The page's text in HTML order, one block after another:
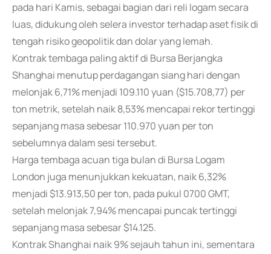
pada hari Kamis, sebagai bagian dari reli logam secara
luas, didukung oleh selera investor terhadap aset fisik di
tengah risiko geopolitik dan dolar yang lemah.
Kontrak tembaga paling aktif di Bursa Berjangka
Shanghai menutup perdagangan siang hari dengan
melonjak 6,71% menjadi 109.110 yuan ($15.708,77) per
ton metrik, setelah naik 8,53% mencapai rekor tertinggi
sepanjang masa sebesar 110.970 yuan per ton
sebelumnya dalam sesi tersebut.
Harga tembaga acuan tiga bulan di Bursa Logam
London juga menunjukkan kekuatan, naik 6,32%
menjadi $13.913,50 per ton, pada pukul 0700 GMT,
setelah melonjak 7,94% mencapai puncak tertinggi
sepanjang masa sebesar $14.125.
Kontrak Shanghai naik 9% sejauh tahun ini, sementara